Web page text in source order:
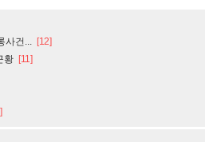
사건... [12]
황 [11]